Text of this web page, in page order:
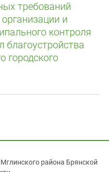
требований
и
контроля
городского
района Брянской